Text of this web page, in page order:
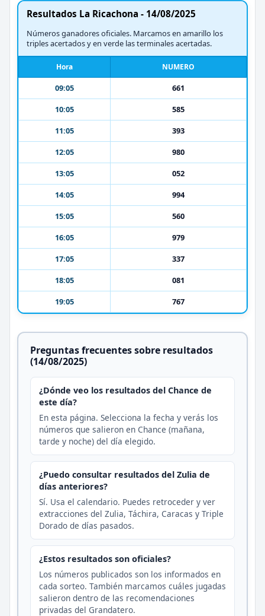
Resultados La Ricachona - 14/08/2025
Números ganadores oficiales. Marcamos en amarillo los
triples acertados y en verde las terminales acertadas.
Hora NUMERO
09:05
661
10:05
585
11:05
393
12:05
980
13:05
052
14:05
994
15:05
560
16:05
979
17:05
337
18:05
081
19:05
767
Preguntas frecuentes sobre resultados
(14/08/2025)
¿Dónde veo los resultados del Chance de
este día?
En esta página. Selecciona la fecha y verás los
números que salieron en Chance (mañana,
tarde y noche) del día elegido.
¿Puedo consultar resultados del Zulia de
días anteriores?
Sí. Usa el calendario. Puedes retroceder y ver
extracciones del Zulia, Táchira, Caracas y Triple
Dorado de días pasados.
¿Estos resultados son oficiales?
Los números publicados son los informados en
cada sorteo. También marcamos cuáles jugadas
salieron dentro de las recomendaciones
privadas del Grandatero.